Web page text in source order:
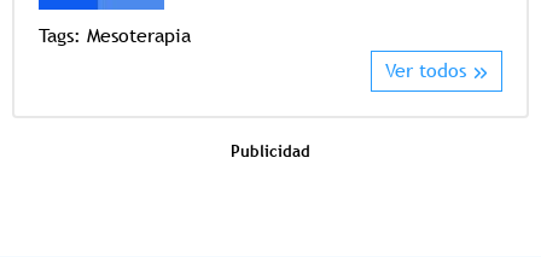
Tags: Mesoterapia
Ver todos
Publicidad